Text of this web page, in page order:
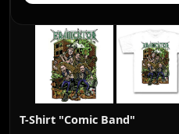
T-Shirt "Comic Band"